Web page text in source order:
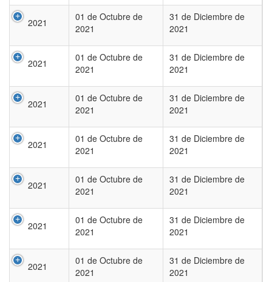
2021
01 de Octubre de
2021
31 de Diciembre de
2021
2021
01 de Octubre de
2021
31 de Diciembre de
2021
2021
01 de Octubre de
2021
31 de Diciembre de
2021
2021
01 de Octubre de
2021
31 de Diciembre de
2021
2021
01 de Octubre de
2021
31 de Diciembre de
2021
2021
01 de Octubre de
2021
31 de Diciembre de
2021
2021
01 de Octubre de
2021
31 de Diciembre de
2021